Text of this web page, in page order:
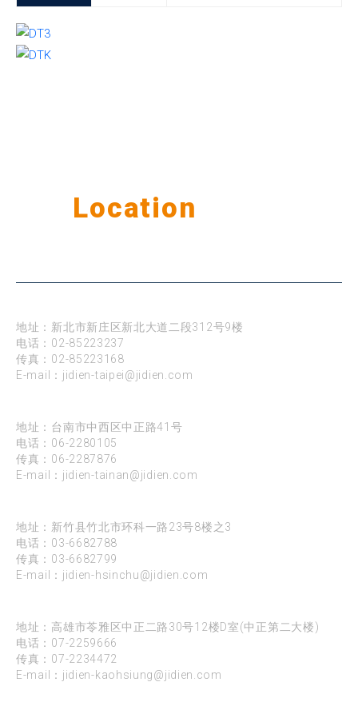
Location
地址：新北市新庄区新北大道二段312号9楼
电话： 02-85223237
传真：02-85223168
E-mail： jidien-taipei@jidien.com
地址：台南市中西区中正路41号
电话： 06-2280105
传真：06-2287876
E-mail： jidien-tainan@jidien.com
地址：新竹县竹北市环科一路23号8楼之3
电话： 03-6682788
传真：03-6682799
E-mail： jidien-hsinchu@jidien.com
地址：高雄市苓雅区中正二路30号12楼D室(中正第二大楼)
电话： 07-2259666
传真：07-2234472
E-mail： jidien-kaohsiung@jidien.com